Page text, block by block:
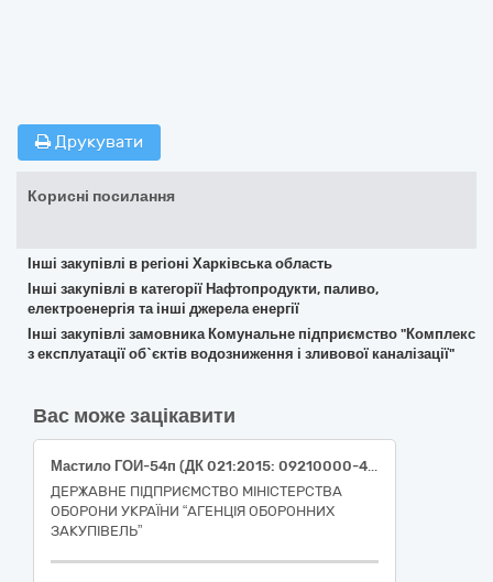
Друкувати
Корисні посилання
Інші закупівлі в регіоні Харківська область
Інші закупівлі в категорії Нафтопродукти, паливо,
електроенергія та інші джерела енергії
Інші закупівлі замовника Комунальне підприємство "Комплекс
з експлуатації об`єктів водозниження і зливової каналізації"
Вас може зацікавити
Мастило ГОИ-54п (ДК 021:2015: 09210000-4: Мастильні засоби)
ДЕРЖАВНЕ ПІДПРИЄМСТВО МІНІСТЕРСТВА
ОБОРОНИ УКРАЇНИ “АГЕНЦІЯ ОБОРОННИХ
ЗАКУПІВЕЛЬ”